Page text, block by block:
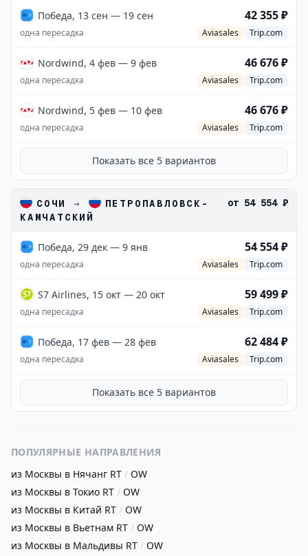
Победа, 13 сен — 19 сен 42 355 ₽
одна пересадка Aviasales Trip.com
Nordwind, 4 фев — 9 фев 46 676 ₽
одна пересадка Aviasales Trip.com
Nordwind, 5 фев — 10 фев 46 676 ₽
одна пересадка Aviasales Trip.com
Показать все 5 вариантов
СОЧИ →
ПЕТРОПАВЛОВСК-
КАМЧАТСКИЙ
от 54 554 ₽
Победа, 29 дек — 9 янв 54 554 ₽
одна пересадка Aviasales Trip.com
S7 Airlines, 15 окт — 20 окт 59 499 ₽
одна пересадка Aviasales Trip.com
Победа, 17 фев — 28 фев 62 484 ₽
одна пересадка Aviasales Trip.com
Показать все 5 вариантов
ПОПУЛЯРНЫЕ НАПРАВЛЕНИЯ
из Москвы в Нячанг RT / OW
из Москвы в Токио RT / OW
из Москвы в Китай RT / OW
из Москвы в Вьетнам RT / OW
из Москвы в Мальдивы RT / OW